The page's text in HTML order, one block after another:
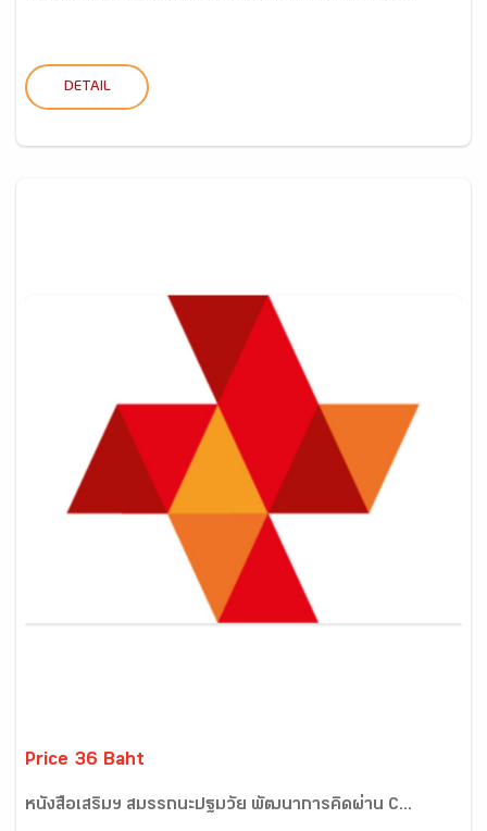
DETAIL
Price 36 Baht
หนังสือเสริมฯ สมรรถนะปฐมวัย พัฒนาการคิดผ่าน C...